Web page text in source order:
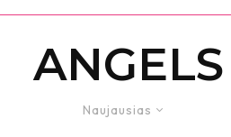
ANGELS
Naujausias